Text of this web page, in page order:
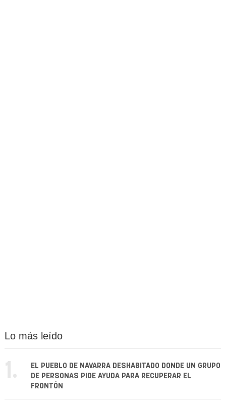
Lo más leído
1.
EL PUEBLO DE NAVARRA DESHABITADO DONDE UN GRUPO
DE PERSONAS PIDE AYUDA PARA RECUPERAR EL
FRONTÓN